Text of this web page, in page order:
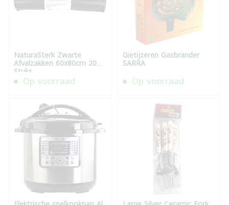
NaturaSterk Zwarte
Afvalzakken 60x80cm 20
Stuks
Op voorraad
Gietijzeren Gasbrander
SARRA
Op voorraad